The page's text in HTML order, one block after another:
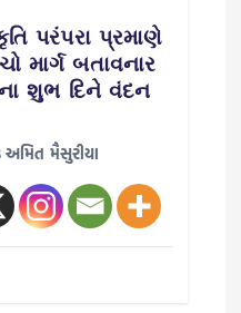
પરંપરા પ્રમાણે
માર્ગ બતાવનાર
શુભ દિને વંદન
અમિત મૈસુરીયા